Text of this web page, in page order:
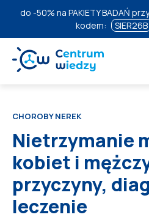
do -50% na PAKIETY BADAŃ
kodem:
SIER26B
CHOROBY NEREK
Nietrzymanie
kobiet i
przyczyny,
leczenie